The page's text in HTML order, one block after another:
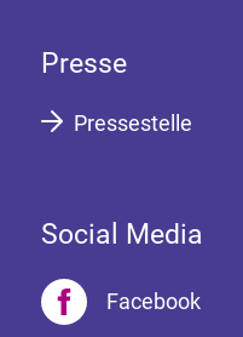
Presse
Pressestelle
Social Media
Facebook